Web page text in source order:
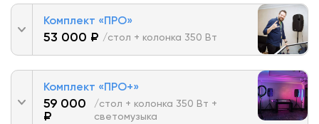
Комплект «ПРО»
53 000 ₽ /стол + колонка 350 Вт
Комплект «ПРО+»
59 000
₽
/стол + колонка 350 Вт +
светомузыка